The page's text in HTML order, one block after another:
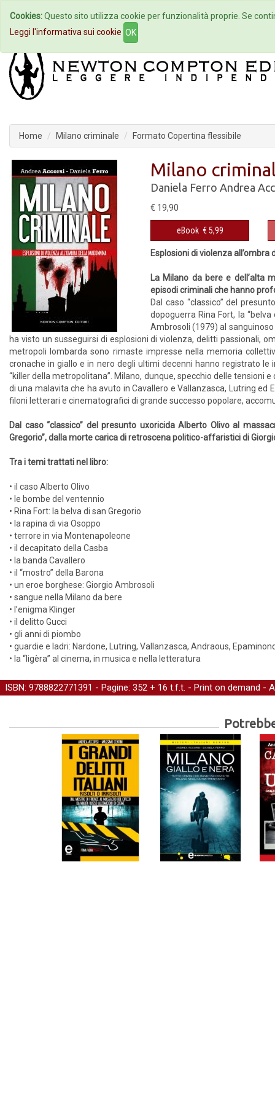
Home Autori Eventi
Home Milano criminale Formato Copertina flessibile
Milano
Daniela Ferro Andrea
€ 19,90
eBook € 5,99
Esplosioni di violenza all’ombra
La Milano da bere e dell’alta
episodi criminali che hanno
Dal caso “classico” del
dopoguerra Rina Fort, la
Ambrosoli (1979) al
ha visto un susseguirsi di esplosioni di violenza, delitti passionali,
metropoli lombarda sono rimaste impresse nella memoria
cronache in giallo e in nero degli ultimi decenni hanno registrato le
“killer della metropolitana”. Milano, dunque, specchio delle tensioni
di una malavita che ha avuto in Cavallero e Vallanzasca, Lutring
filoni letterari e cinematografici di grande successo popolare,
Dal caso “classico” del presunto uxoricida Alberto Olivo al
Gregorio”, dalla morte carica di retroscena politico-affaristici di
Tra i temi trattati nel libro:
• il caso Alberto Olivo
• le bombe del ventennio
• Rina Fort: la belva di san Gregorio
• la rapina di via Osoppo
• terrore in via Montenapoleone
• il decapitato della Casba
• la banda Cavallero
• il “mostro” della Barona
• un eroe borghese: Giorgio Ambrosoli
• sangue nella Milano da bere
• l’enigma Klinger
• il delitto Gucci
• gli anni di piombo
• guardie e ladri: Nardone, Lutring, Vallanzasca, Andraous,
• la “ligèra” al cinema, in musica e nella letteratura
ISBN: 9788822771391 - Pagine: 352 + 16 t.f.t. - Print on demand -
Cookies:Questo sito utilizza cookie per funzionalità proprie. Se
Leggi l'informativa sui cookie OK